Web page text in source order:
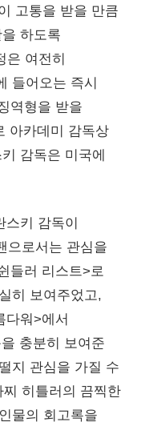
고통을 받을 만큼
하도록
은 여전히
들어오는 즉시
역형을 받을
아카데미 감독상
감독은 미국에
스키 감독이
으로서는 관심을
들러 리스트>로
히 보여주었고,
다워>에서
을 충분히 보여준
지 관심을 가질 수
히틀러의 끔찍한
물의 회고록을